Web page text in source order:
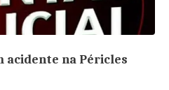
acidente na Péricles